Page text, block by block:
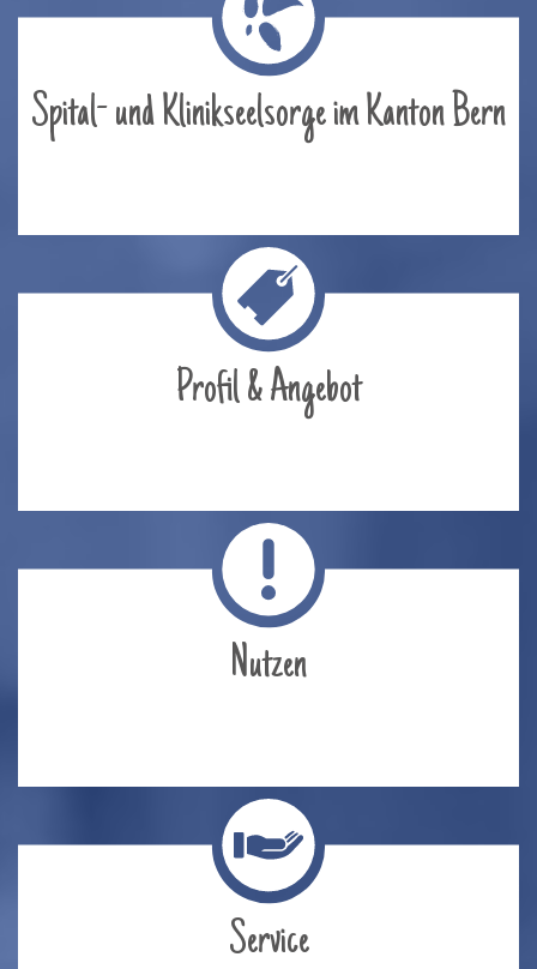
Spital- und Klinikseelsorge im Kanton Bern
Profil & Angebot
Nutzen
Service